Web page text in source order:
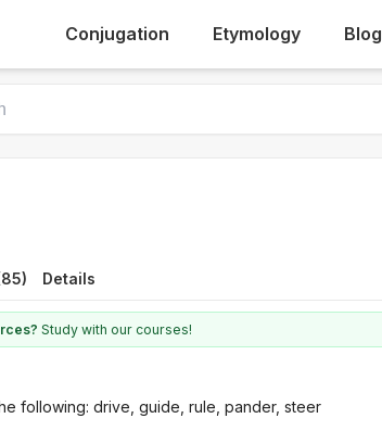
Conjugation Etymology Blog
Details
Study with our courses!
following: drive, guide, rule, pander, steer